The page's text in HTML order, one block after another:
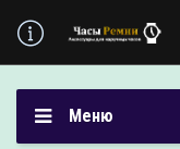
Меню